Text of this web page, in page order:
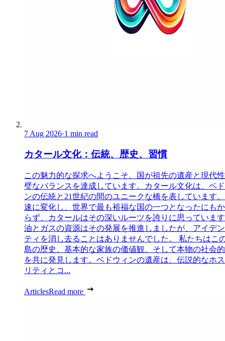
7 Aug 2026·1 min read
カタール文化：伝統、歴史、習慣
この魅力的な探求へようこそ、国が祖先の遺産と現代
璧なバランスを達成しています。カタール文化は、ベ
ンの伝統と21世紀の間のユニークな橋を表しています
速に変化し、世界で最も裕福な国の一つとなったにも
らず、カタールはその深いルーツを誇りに思っていま
油とガスの資源はその発展を推進しましたが、アイデ
ティを消し去ることはありませんでした。 私たちはこ
島の歴史、基本的な家族の価値観、そして本物の社会
を共に発見します。ベドウィンの遺産は、伝説的なホ
リティとコ...
ArticlesRead more